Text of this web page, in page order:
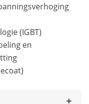
(IGBT)
en